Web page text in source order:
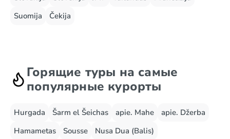
Suomija
Čekija
Горящие туры на самые
популярные курорты
Hurgada Šarm el Šeichas apie. Mahe
apie. Džerba
Hamametas
Sousse
Nusa Dua (Balis)